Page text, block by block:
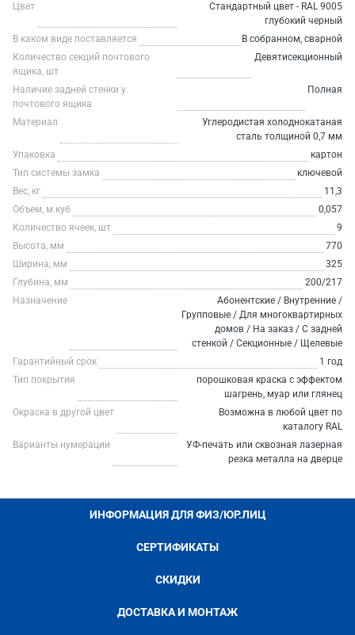
Цвет
Стандартный цвет - RAL 9005
глубокий черный
В каком виде поставляется
В собранном, сварной
Количество секций почтового
ящика, шт
Девятисекционный
Наличие задней стенки у
почтового ящика
Полная
Материал
Углеродистая холоднокатаная
сталь толщиной 0,7 мм
Упаковка
картон
Тип системы замка
ключевой
Вес, кг
11,3
Объем, м.куб
0,057
Количество ячеек, шт
9
Высота, мм
770
Ширина, мм
325
Глубина, мм
200/217
Назначение
Абонентские / Внутренние /
Групповые / Для многоквартирных
домов / На заказ / С задней
стенкой / Секционные / Щелевые
Гарантийный срок
1 год
Тип покрытия
порошковая краска с эффектом
шагрень, муар или глянец
Окраска в другой цвет
Возможна в любой цвет по
каталогу RAL
Варианты нумерации
УФ-печать или сквозная лазерная
резка металла на дверце
ИНФОРМАЦИЯ ДЛЯ ФИЗ/ЮР.ЛИЦ
СЕРТИФИКАТЫ
СКИДКИ
ДОСТАВКА И МОНТАЖ